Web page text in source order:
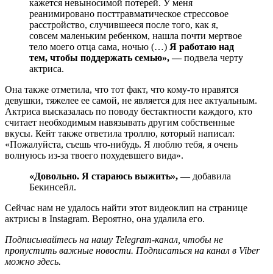
кажется невыносимой потерей. У меня
реанимировано посттравматическое стрессовое
расстройство, случившееся после того, как я,
совсем маленьким ребенком, нашла почти мертвое
тело моего отца сама, ночью (…) Я работаю над
тем, чтобы поддержать семью», —подвела черту
актриса.
Она также отметила, что тот факт, что кому-то нравятся
девушки, тяжелее ее самой, не является для нее актуальным.
Актриса высказалась по поводу бестактности каждого, кто
считает необходимым навязывать другим собственные
вкусы. Кейт также ответила троллю, который написал:
«Пожалуйста, съешь что-нибудь. Я люблю тебя, я очень
волнуюсь из-за твоего похудевшего вида».
«Довольно. Я стараюсь выжить», —добавила
Бекинсейл.
Сейчас нам не удалось найти этот видеоклип на странице
актрисы в Instagram. Вероятно, она удалила его.
Подписывайтесь на нашу Telegram-канал, чтобы не
пропустить важные новости. Подписаться на канал в Viber
можно здесь.